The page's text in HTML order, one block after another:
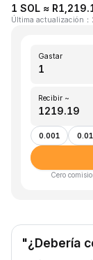
1 SOL ≈
Última actualización ：
Gastar
Recibir ~
0.001 0.01
Cero
"¿Debería